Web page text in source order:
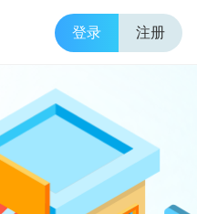
登录 注册